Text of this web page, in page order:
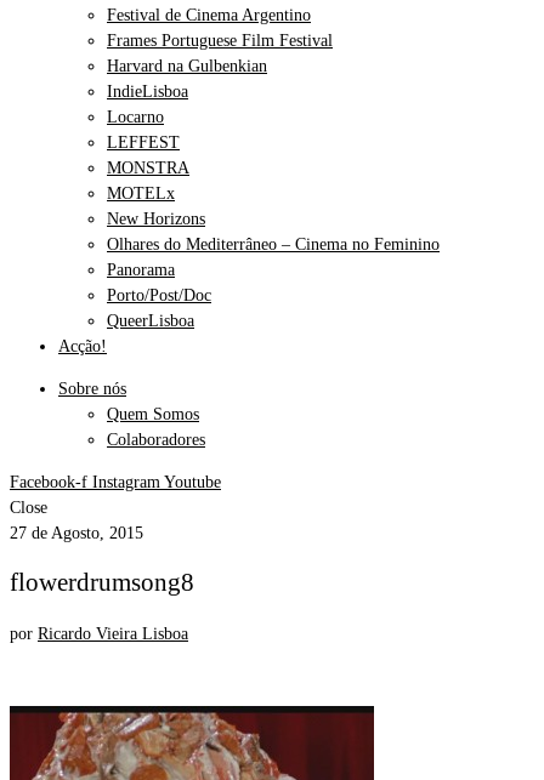
Festival de Cinema Argentino
Frames Portuguese Film Festival
Harvard na Gulbenkian
IndieLisboa
Locarno
LEFFEST
MONSTRA
MOTELx
New Horizons
Olhares do Mediterrâneo – Cinema no Feminino
Panorama
Porto/Post/Doc
QueerLisboa
Acção!
Sobre nós
Quem Somos
Colaboradores
Facebook-f Instagram Youtube
Close
27 de Agosto, 2015
flowerdrumsong8
por Ricardo Vieira Lisboa